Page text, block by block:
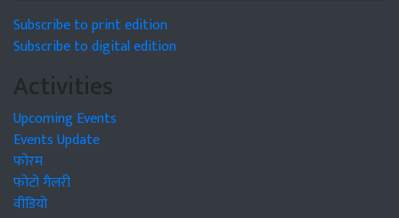
Subscribe to print edition
Subscribe to digital edition
Activities
Upcoming Events
Events Update
फोरम
फोटो गैलरी
वीडियो